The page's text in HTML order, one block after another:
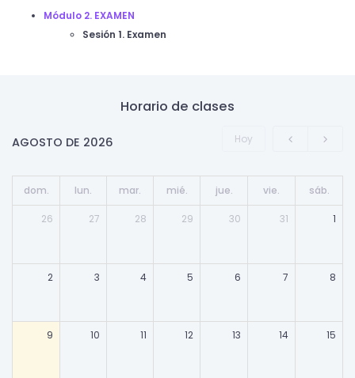
Módulo 2. EXAMEN
Sesión 1. Examen
Horario de clases
AGOSTO DE 2026 Hoy
dom. lun. mar. mié. jue. vie. sáb.
26 27 28 29 30 31 1
2 3 4 5 6 7 8
9 10 11 12 13 14 15